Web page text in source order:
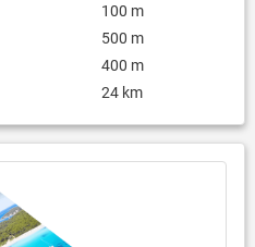
100 m
500 m
400 m
24 km